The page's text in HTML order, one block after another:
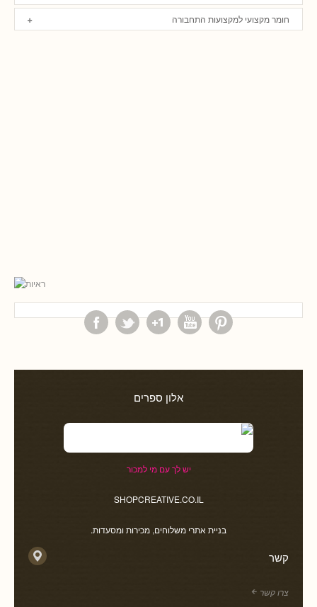
חומר מקצועי למקצועות התחבורה
אלון ספרים
יש לך עם מי למכור
SHOPCREATIVE.CO.IL
בניית אתרי משלוחים, מכירות ומסעדות.
קשר
צרו קשר